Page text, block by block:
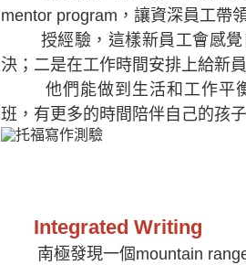
mentor program，讓資深員工帶
授經驗，這樣新員工會感覺
決；二是在工作時間安排上給新
他們能做到生活和工作平
班，有更多的時間陪伴自己的孩子
Integrated Writing
南極發現一個mountain